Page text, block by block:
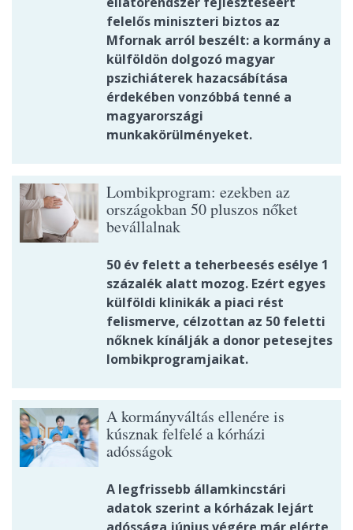
felelős miniszteri biztos az
Mfornak arról beszélt: a kormány a
külföldön dolgozó magyar
pszichiáterek hazacsábítása
érdekében vonzóbbá tenné a
magyarországi
munkakörülményeket.
Lombikprogram: ezekben az
országokban 50 pluszos nőket
bevállalnak
50 év felett a teherbeesés esélye 1
százalék alatt mozog. Ezért egyes
külföldi klinikák a piaci rést
felismerve, célzottan az 50 feletti
nőknek kínálják a donor petesejtes
lombikprogramjaikat.
A kormányváltás ellenére is
kúsznak felfelé a kórházi
adósságok
A legfrissebb államkincstári
adatok szerint a kórházak lejárt